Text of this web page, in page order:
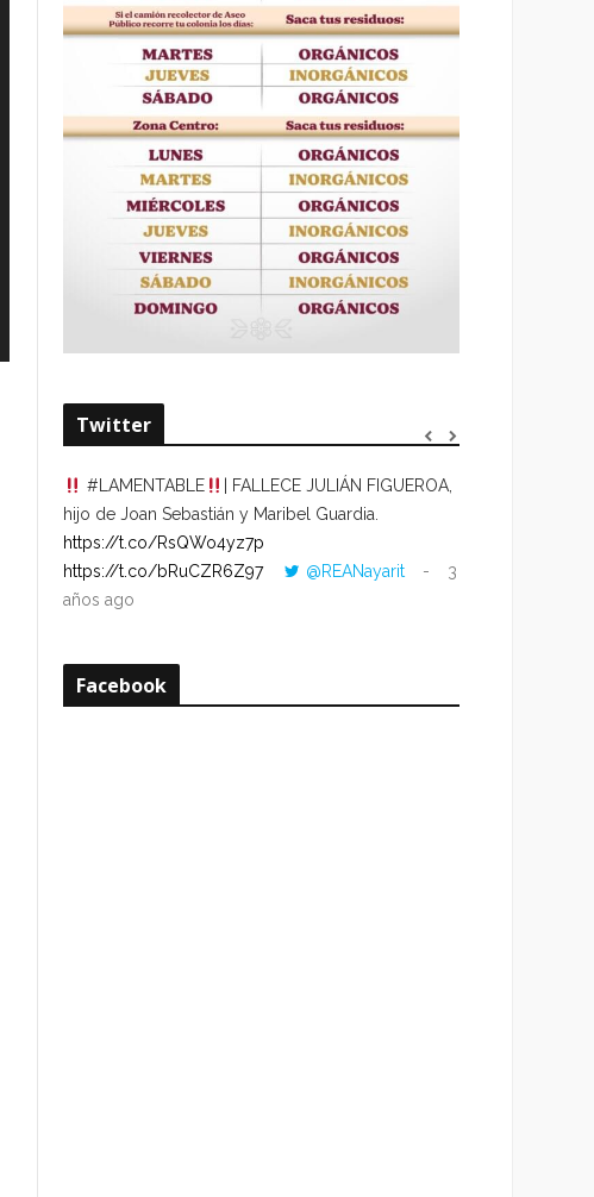
Twitter
#LAMENTABLE
| FALLECE JULIÁN FIGUEROA,
hijo de Joan Sebastián y Maribel Guardia.
https://t.co/RsQWo4yz7p
https://t.co/bRuCZR6Z97
@REANayarit
3
años ago
Facebook